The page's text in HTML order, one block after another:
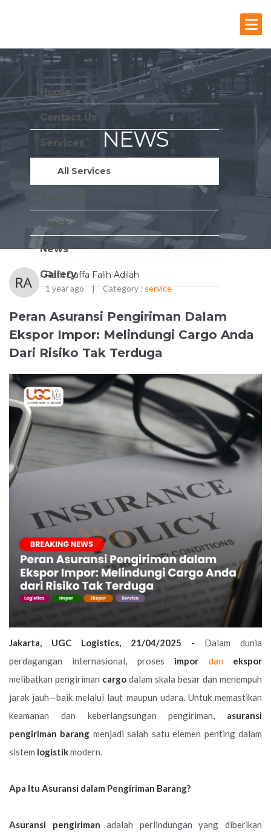
Home
Contact Us
Services
All Services
Track
News
Gallery
NEWS
Stay Update With Us
Rafli Daffa Falih Adilah
1 year ago | Category : service
Peran Asuransi Pengiriman Dalam
Ekspor Impor: Melindungi Cargo Anda
Dari Risiko Tak Terduga
Jakarta, UGC Logistics, 21/04/2025 - Dalam dunia
perdagangan internasional, proses
impor dan ekspor
melibatkan pengiriman cargo dalam skala besar dan menempuh
jarak jauh—baik melalui laut maupun udara. Untuk memastikan
keamanan dan keberlangsungan pengiriman, asuransi
pengiriman barang menjadi salah satu elemen penting dalam
sistem logistikmodern.
Apa Itu Asuransi dalam Pengiriman Barang?
Asuransi pengiriman adalah perlindungan yang diberikan